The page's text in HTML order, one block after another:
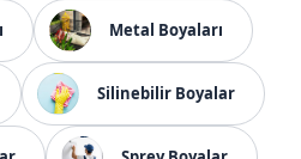
Metal Boyaları
Silinebilir Boyalar